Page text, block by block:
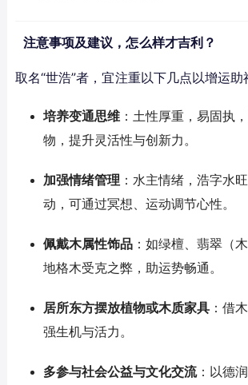
注意事项及建议，怎么样才吉利？
取名“世浩”者，宜注重以下几点以增运助
培养变通思维：土性厚重，易固执
物，提升灵活性与创新力。
加强情绪管理 ：水主情绪，浩字水
动，可通过冥想、运动调节心性。
佩戴木属性饰品：如绿檀、翡翠（
地格木受克之弊，助运势畅通。
居所东方摆放植物或木质家具：借
强生机与活力。
多参与社会公益与文化交流：以德